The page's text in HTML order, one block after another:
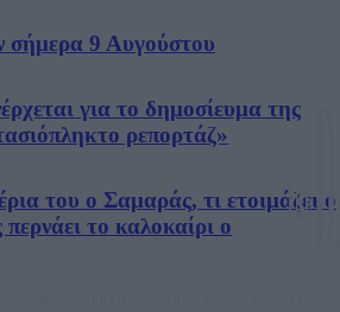
σήμερα 9 Αυγούστου
για το δημοσίευμα της
ρεπορτάζ»
του ο Σαμαράς, τι ετοιμάζει ο
το καλοκαίρι ο